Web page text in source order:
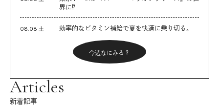
界に⁉︎
08.08 土 効率的なビタミン補給で夏を快適に乗り切る。
今週なにみる？
Articles
新着記事